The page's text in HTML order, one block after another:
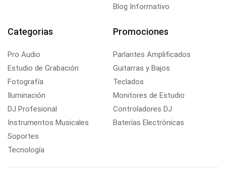
Blog Informativo
Categorias
Pro Audio
Estudio de Grabación
Fotografía
Iluminación
DJ Profesional
Instrumentos Musicales
Soportes
Tecnología
Promociones
Parlantes Amplificados
Guitarras y Bajos
Teclados
Monitores de Estudio
Controladores DJ
Baterías Electrónicas